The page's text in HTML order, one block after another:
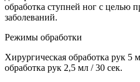
обработка ступней ног с целью
заболеваний.
Режимы обработки
Хирургическая обработка рук 5
обработка рук 2,5 мл / 30 сек.